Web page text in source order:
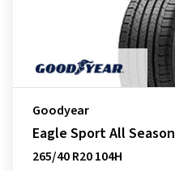
Goodyear
Eagle Sport All Season
265/40 R20 104H